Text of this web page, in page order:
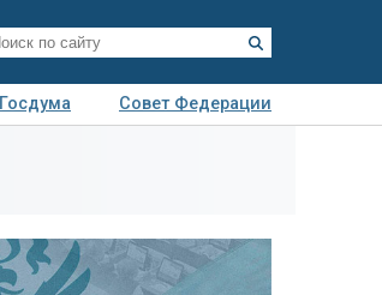
Госдума
Совет Федерации